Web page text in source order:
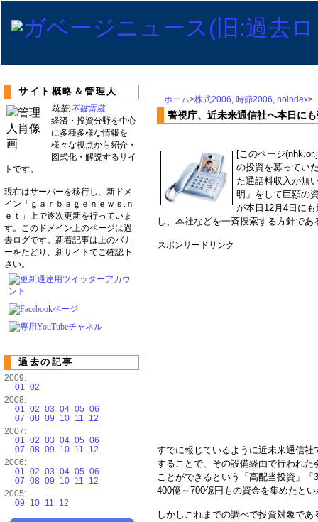
ホーム>株式2006, 時節2006, noindex>
警視庁、近未来通信社へ本日に
[このページ
の投資を募ってい
た通話料収入が無
明」をして巨額の
が本日12月4日に
し、本社などを一斉捜索する方針であ
スポンサードリンク
すでに報じているように近未来通信
することで、その設備経由で行われ
ことができるという「高配当投資」
400億～700億円もの資金を集めたと
しかしこれまでの調べで投資対象で
サイト概略＆管理人
執筆:不破雷蔵
経済・投資分野を中心
に多種多様な情報を
様々な視点から紹介・
図式化・解説するサイ
トです。
現在はサーバーを移行し、新ドメ
イン「ｇａｒｂａｇｅｎｅｗｓ.ｎ
ｅｔ」上で逐次更新を行っていま
す。このドメイン上のページは過
去ログです。新着記事は上のバナ
ーをたどり、新サイトでご確認下
さい。
過去の記事
2009:
01 02
2008:
01 02 03 04 05 06
07 08 09 10 11
12
2007:
01 02 03 04 05 06
07 08 09 10 11
12
2006:
01 02 03 04 05 06
07 08 09 10 11
12
2005:
09
10 11 12